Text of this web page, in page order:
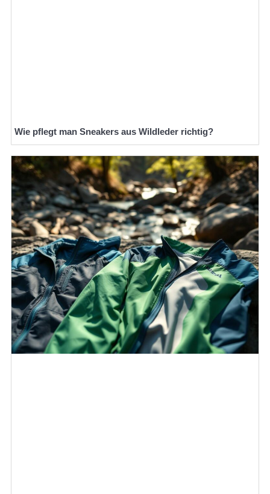
Wie pflegt man Sneakers aus Wildleder richtig?